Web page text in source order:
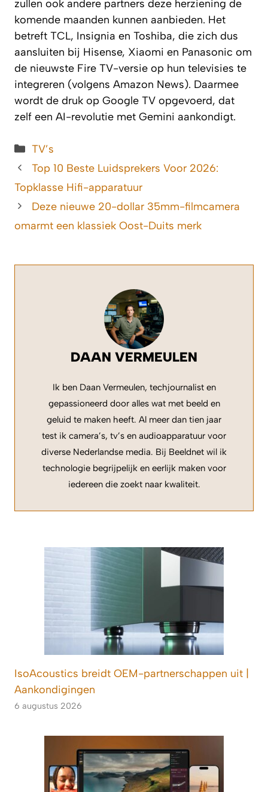
zullen ook andere partners deze herziening de
komende maanden kunnen aanbieden. Het
betreft TCL, Insignia en Toshiba, die zich dus
aansluiten bij Hisense, Xiaomi en Panasonic om
de nieuwste Fire TV-versie op hun televisies te
integreren (volgens Amazon News). Daarmee
wordt de druk op Google TV opgevoerd, dat
zelf een AI-revolutie met Gemini aankondigt.
Categorieën
TV’s
Top 10 Beste Luidsprekers Voor 2026:
Topklasse Hifi-apparatuur
Deze nieuwe 20-dollar 35mm-filmcamera
omarmt een klassiek Oost-Duits merk
DAAN VERMEULEN
Ik ben Daan Vermeulen, techjournalist en
gepassioneerd door alles wat met beeld en
geluid te maken heeft. Al meer dan tien jaar
test ik camera’s, tv’s en audioapparatuur voor
diverse Nederlandse media. Bij Beeldnet wil ik
technologie begrijpelijk en eerlijk maken voor
iedereen die zoekt naar kwaliteit.
IsoAcoustics breidt OEM-partnerschappen uit |
Aankondigingen
6 augustus 2026